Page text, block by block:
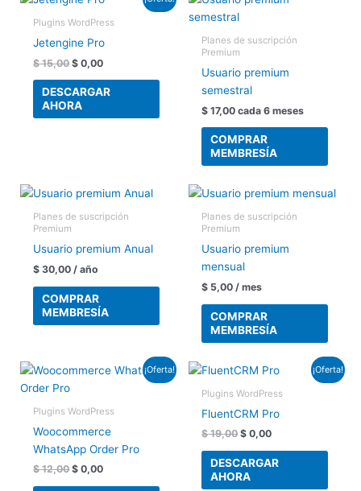
Plugins WordPress
Jetengine Pro
$15,00
original
$ 15,00.
$ 0,00
actual
$ 0,00.
DESCARGAR
AHORA
Planes de suscripción
Premium
Usuario premium
semestral
$ 17,00 cada 6 meses
COMPRAR
MEMBRESÍA
Planes de suscripción
Premium
Usuario premium Anual
$ 30,00 / año
COMPRAR
MEMBRESÍA
Planes de suscripción
Premium
Usuario premium
mensual
$ 5,00 / mes
COMPRAR
MEMBRESÍA
¡Oferta!
Plugins WordPress
Woocommerce
WhatsApp Order Pro
$12,00
El
era:
$ 12,00.
$ 0,00
El
$ 0,00.
¡Oferta!
Plugins WordPress
FluentCRM Pro
$19,00
El
original
$ 19,00.
$ 0,00
El
actual
$ 0,00.
DESCARGAR
AHORA